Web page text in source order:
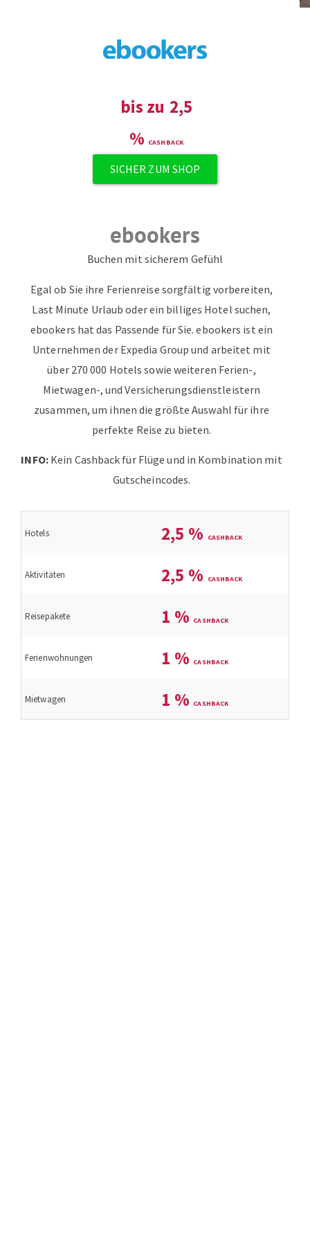
bis zu 2,5
%
SICHER ZUM SHOP
ebookers
Buchen mit sicherem Gefühl
Egal ob Sie ihre Ferienreise sorgfältig vorbereiten,
Last Minute Urlaub oder ein billiges Hotel suchen,
ebookers hat das Passende für Sie. ebookers ist ein
Unternehmen der Expedia Group und arbeitet mit
über 270 000 Hotels sowie weiteren Ferien-,
Mietwagen-, und Versicherungsdienstleistern
zusammen, um ihnen die größte Auswahl für ihre
perfekte Reise zu bieten.
INFO: Kein Cashback für Flüge und in Kombination mit
Gutscheincodes.
Hotels 2,5 %
Aktivitäten 2,5 %
Reisepakete 1 %
Ferienwohnungen 1 %
Mietwagen 1 %